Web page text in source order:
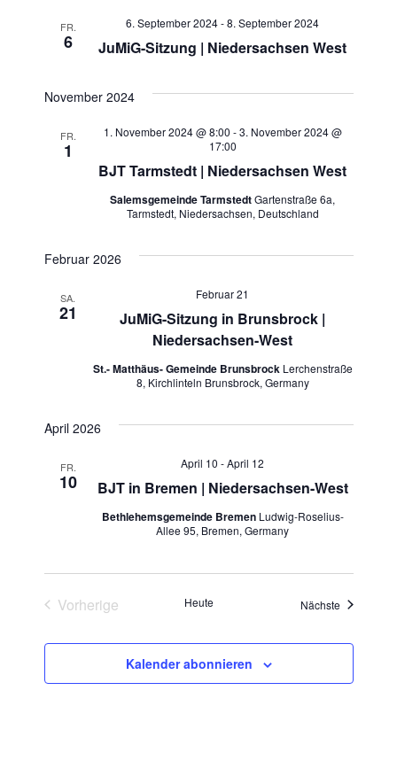
FR.
6 JuMiG-Sitzung | Niedersachsen West
6. September 2024-8. September 2024
November 2024
FR.
1
BJT Tarmstedt | Niedersachsen West
1. November 2024 @ 8:00 -3. November 2024 @
17:00
Salemsgemeinde TarmstedtGartenstraße 6a,
Tarmstedt, Niedersachsen, Deutschland
Februar 2026
SA.
21
JuMiG-Sitzung in Brunsbrock |
Niedersachsen-West
Februar 21
St.- Matthäus- Gemeinde Brunsbrock Lerchenstraße
8, Kirchlinteln Brunsbrock, Germany
April 2026
FR.
10 BJT in Bremen | Niedersachsen-West
April 10 -April 12
Bethlehemsgemeinde Bremen Ludwig-Roselius-
Allee 95, Bremen, Germany
Vorherige
Heute Nächste
Kalender abonnieren